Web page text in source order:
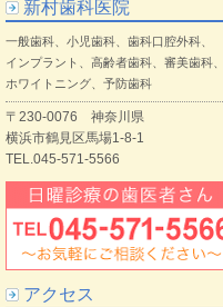
新村歯科医院
一般歯科、小児歯科、歯科口腔外科、
インプラント、高齢者歯科、審美歯科
ホワイトニング、予防歯科
〒230-0076 神奈川県
横浜市鶴見区馬場1-8-1
TEL.045-571-5566
アクセス